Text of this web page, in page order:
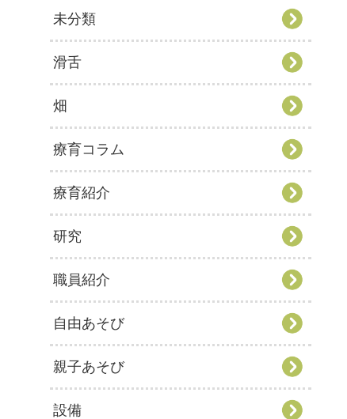
未分類
滑舌
畑
療育コラム
療育紹介
研究
職員紹介
自由あそび
親子あそび
設備